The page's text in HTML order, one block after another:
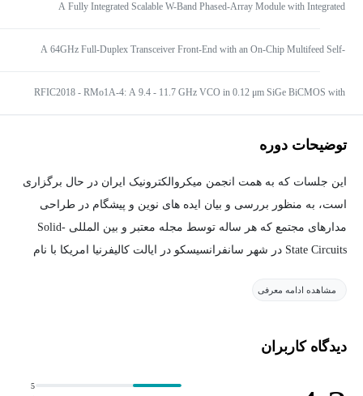
A Fully Integrated Scalable W-Band Phased-Array Module with Integrated
A 64GHz Full-Duplex Transceiver Front-End with an On-Chip Multifeed Self-
RFIC2018 - RMo1A-4: A 9.4 - 11.7 GHz VCO in 0.12 μm SiGe BiCMOS with
توضیحات دوره
این جلسات که به همت انجمن میکروالکترونیک ایران در حال برگزاری
است، به منظور بررسی و بیان ایده های نوین و پیشگام در طراحی
مدارهای مجتمع که هر ساله توسط مجله معتبر و بین المللی Solid-
State Circuits در شهر سانفرانسیسکو در ایالت کالیفرنیا امریکا با نام
دانشگاه‌های معتبر کشورمان تشکیل شده است. از این رو با همت این
آمده توسط اساتید مطرح طراحی مجتمع کشورمان سازمان یافته که
مشاهده ادامه معرفی
دیدگاه کاربران
5